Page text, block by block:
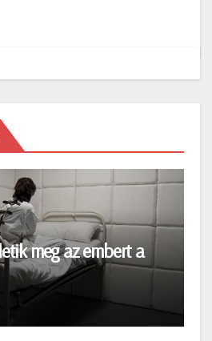
meg az embert a